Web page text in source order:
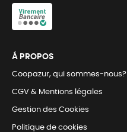
Á PROPOS
Coopazur, qui sommes-nous?
CGV & Mentions légales
Gestion des Cookies
Politique de cookies